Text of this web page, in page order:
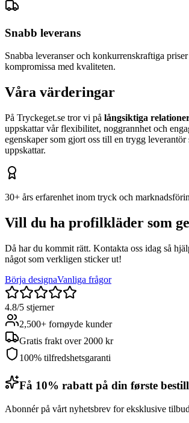
Snabb leverans
Snabba leveranser och konkurrenskraftiga
kompromissa med kvaliteten.
Våra värderingar
På Tryckeget.se tror vi på långsiktiga
uppskattar vår flexibilitet, noggrannhet och
egenskaper som gjort oss till en trygg leverantör
uppskattar.
30+ års erfarenhet inom tryck och
Vill du ha profilkläder som
Då har du kommit rätt. Kontakta oss idag så
något som verkligen sticker ut!
Börja designaVanliga frågor
4.8/5 stjerner
2,500+ fornøyde kunder
Gratis frakt over 2000 kr
100% tilfredshetsgaranti
Få 10% rabatt på din første
Abonnér på vårt nyhetsbrev for eksklusive